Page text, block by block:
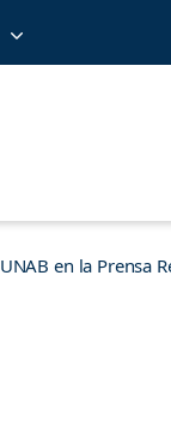
UNAB en la Prensa